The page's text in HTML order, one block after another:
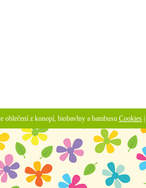
oblečení z konopí, biobavlny a bambusu Cookies